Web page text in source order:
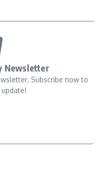
Newsletter
Subscribe now to